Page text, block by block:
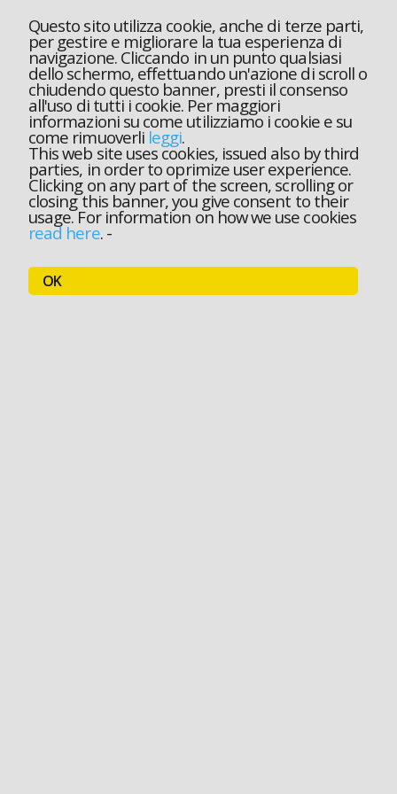
Questo sito utilizza cookie, anche di terze parti,
per gestire e migliorare la tua esperienza di
navigazione. Cliccando in un punto qualsiasi
dello schermo, effettuando un'azione di scroll o
chiudendo questo banner, presti il consenso
all'uso di tutti i cookie. Per maggiori
informazioni su come utilizziamo i cookie e su
come rimuoverli leggi.
This web site uses cookies, issued also by third
parties, in order to oprimize user experience.
Clicking on any part of the screen, scrolling or
closing this banner, you give consent to their
usage. For information on how we use cookies
read here.-
OK